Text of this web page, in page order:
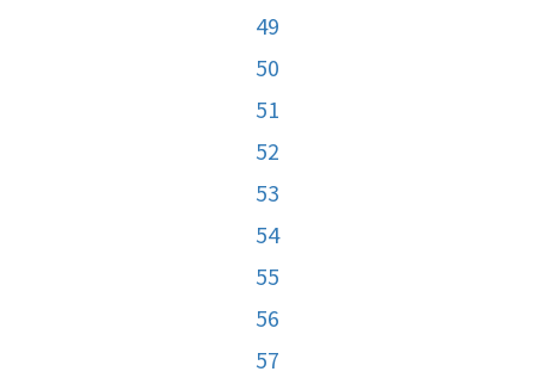
49
50
51
52
53
54
55
56
57